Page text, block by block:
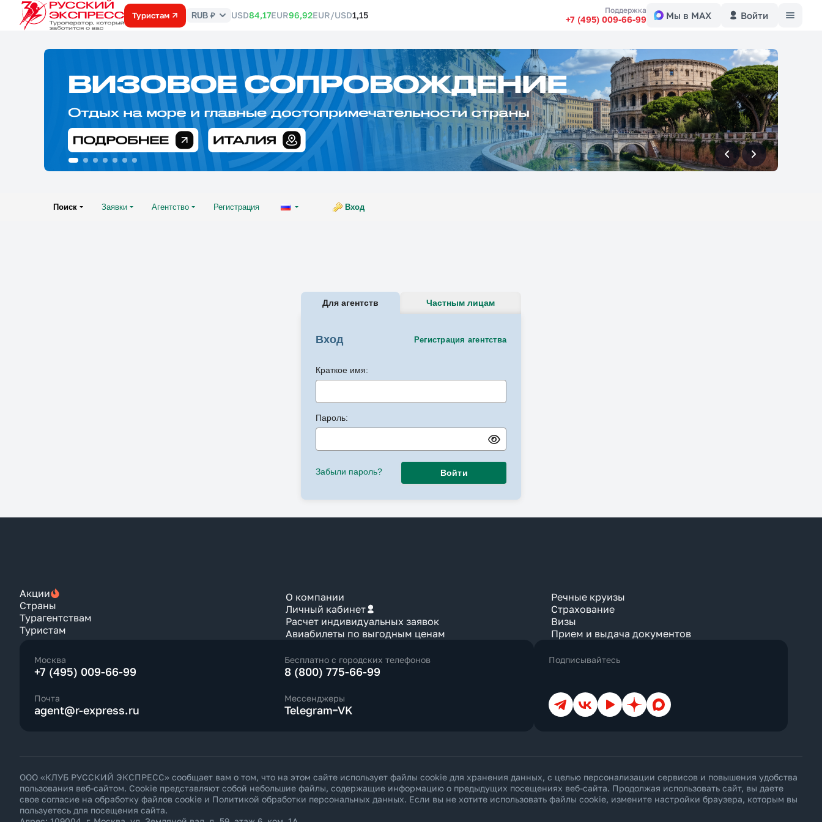
Туристам
Курс
RUB ₽ USD84,17EUR96,92EUR/USD1,15 Поддержка
+7 (495) 009-66-99 Мы в MAX Войти
впередвперед
Поиск Заявки Агентство Регистрация Вход
Для агентств Частным лицам
Вход Регистрация агентства
Краткое имя:
Пароль:
Забыли пароль? Войти
Акции
Страны
Турагентствам
Туристам
О компании
Личный кабинет
Расчет индивидуальных заявок
Авиабилеты по выгодным ценам
Речные круизы
Страхование
Визы
Прием и выдача документов
Москва
+7 (495) 009-66-99
Бесплатно с городских телефонов
8 (800) 775-66-99
Почта
agent@r-express.ru
Мессенджеры
Telegram VK
Подписывайтесь
ТелеграмВКонтакте
YouTubeДзен Max
ООО «КЛУБ РУССКИЙ ЭКСПРЕСС» сообщает вам о том, что на этом сайте использует файлы cookie для хранения данных, с целью персонализации сервисов и повышения удобства
пользования веб-сайтом. Cookie представляют собой небольшие файлы, содержащие информацию о предыдущих посещениях веб-сайта. Продолжая использовать сайт, вы даете
свое согласие на обработку файлов cookie и Политикой обработки персональных данных. Если вы не хотите использовать файлы cookie, измените настройки браузера, которым вы
пользуетесь для посещения сайта.